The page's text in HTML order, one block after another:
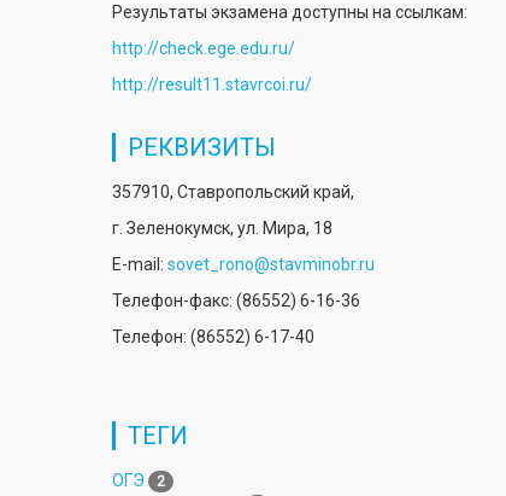
Результаты экзамена доступны на ссылкам:
http://check.ege.edu.ru/
http://result11.stavrcoi.ru/
РЕКВИЗИТЫ
357910, Ставропольский край,
г. Зеленокумск, ул. Мира, 18
E-mail: sovet_rono@stavminobr.ru
Телефон-факс: (86552) 6-16-36
Телефон: (86552) 6-17-40
ТЕГИ
ОГЭ 2